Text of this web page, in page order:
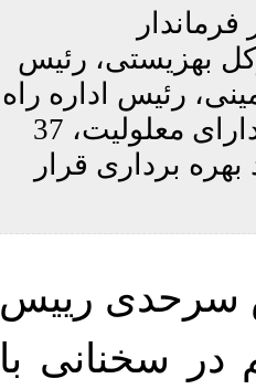
بهزیستی، رئیس
رئیس اداره راه
و شهرسازی و مشاور فرماندار در امور افراد دارای معلولیت، 37
برداری قرار
سرحدی رییس
در سخنانی با